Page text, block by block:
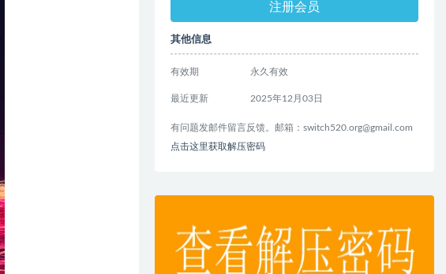
注册会员
其他信息
有效期 永久有效
最近更新 2025年12月03日
有问题发邮件留言反馈。邮箱：switch520.org@gmail.com
点击这里获取解压密码